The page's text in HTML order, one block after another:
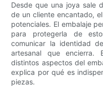
Desde que una joya sale
de un cliente encantado,
potenciales. El embalaje
para protegerla de
comunicar la identidad
artesanal que encierra.
distintos aspectos del
explica por qué es
piezas.